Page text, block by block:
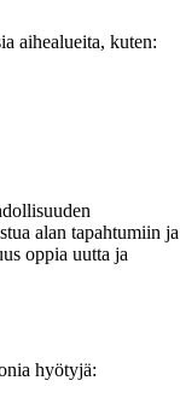
aihealueita, kuten:
alan tapahtumiin ja
oppia uutta ja
hyötyjä: